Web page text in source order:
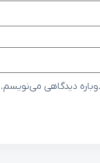
دیدگاهی می‌نویسم.